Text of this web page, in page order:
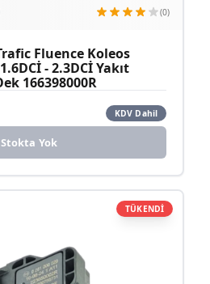
(0)
Fluence Koleos
- 2.3DCİ Yakıt
166398000R
KDV Dahil
Stokta Yok
TÜKENDİ